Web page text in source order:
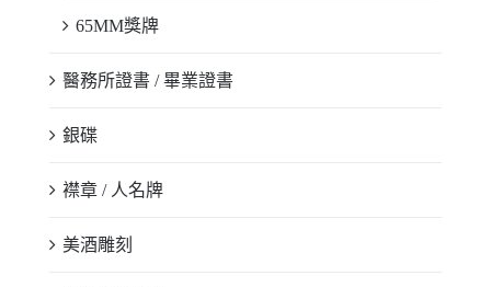
65MM獎牌
醫務所證書 / 畢業證書
銀碟
襟章 / 人名牌
美酒雕刻